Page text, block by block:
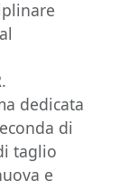
dedicata
di
taglio
e